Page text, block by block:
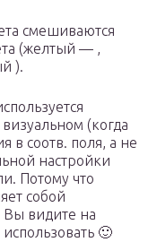
смешиваются
(желтый — ,
).
(когда
в соотв. поля, а не
настройки
Потому что
собой
видите на
🙂